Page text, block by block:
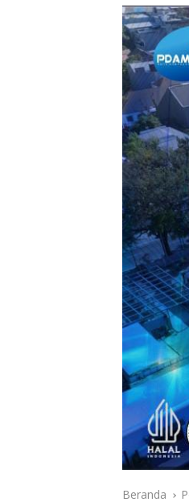
Beranda